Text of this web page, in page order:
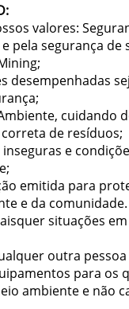
valores:
pela segurança
desempenhadas
cuidando
de resíduos;
e
emitida para
e da comunidade.
situações
outra
para
ambiente e não